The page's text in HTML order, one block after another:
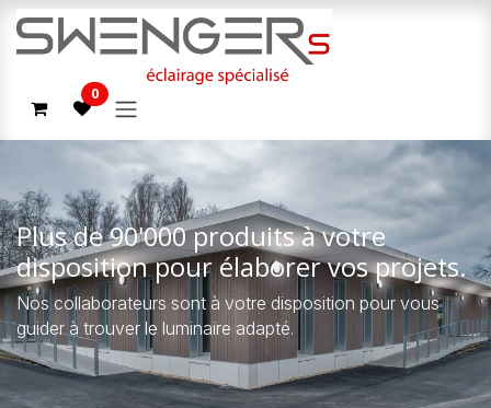
Se rendre au contenu
0
Plus de 90'000 produits à votre
disposition pour élaborer vos projets.
Nos collaborateurs sont à votre disposition pour vous
guider à trouver le luminaire adapté.